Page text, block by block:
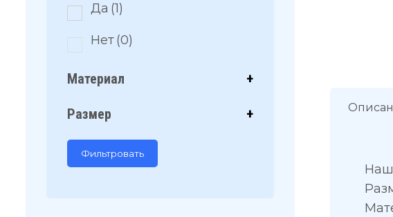
Да (1)
Нет(0)
Материал +
Размер +
Фильтровать